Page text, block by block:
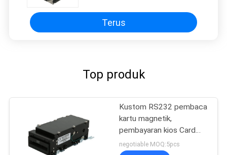
Terus
Top produk
Kustom RS232 pembaca
kartu magnetik,
pembayaran kios Card
Reader penulis ISO7811
negotiable MOQ:5pcs